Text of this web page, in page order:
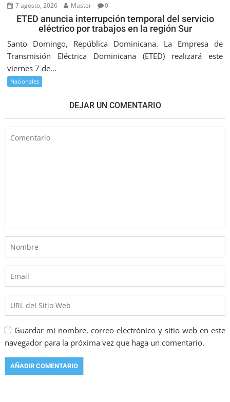
7 agosto, 2026 Master 0
ETED anuncia interrupción temporal del servicio
eléctrico por trabajos en la región Sur
Santo Domingo, República Dominicana. La Empresa de
Transmisión Eléctrica Dominicana (ETED) realizará este
viernes 7 de...
Nacionales
DEJAR UN COMENTARIO
Guardar mi nombre, correo electrónico y sitio web en este
navegador para la próxima vez que haga un comentario.